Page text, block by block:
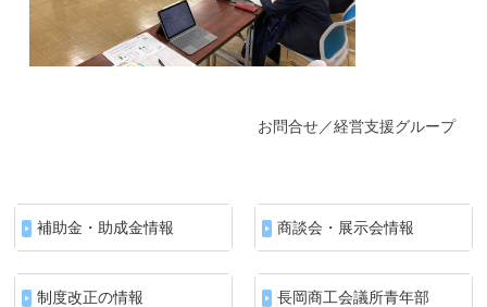
お問合せ／経営支援グループ
補助金・助成金情報 商談会・展示会情報
制度改正の情報 長岡商工会議所青年部